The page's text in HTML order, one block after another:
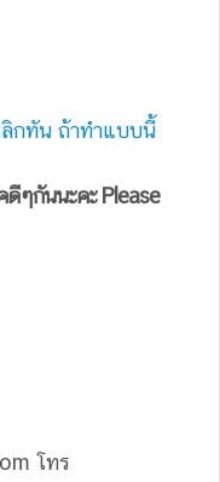
ลิกทัน ถ้าทำแบบนี้
ดีๆกันนะคะ Please
โทร